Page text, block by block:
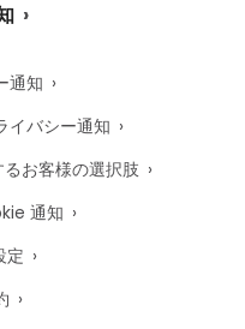
通知
イバシー通知
お客様の選択肢
通知
定